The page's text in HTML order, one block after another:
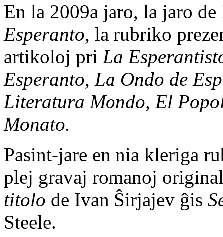
En la 2009a jaro, la jaro
Esperanto, la rubriko
artikoloj pri La
Esperanto, La Ondo de
Literatura Mondo, El
Monato.
Pasint-jare en nia kleriga
plej gravaj romanoj
titolo de Ivan Ŝirjajev ĝis
Steele.